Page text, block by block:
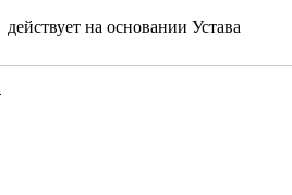
действует на основании Устава